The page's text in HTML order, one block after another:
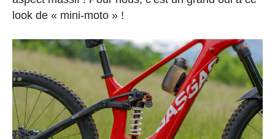
look de « mini-moto » !